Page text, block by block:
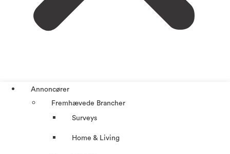
Annoncører
Fremhævede Brancher
Surveys
Home & Living